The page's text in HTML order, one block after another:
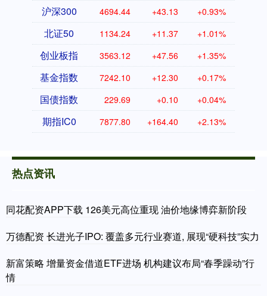
沪深300 4694.44 +43.13 +0.93%
北证50 1134.24 +11.37 +1.01%
创业板指 3563.12 +47.56 +1.35%
基金指数 7242.10 +12.30 +0.17%
国债指数 229.69 +0.10 +0.04%
期指IC0 7877.80 +164.40 +2.13%
热点资讯
同花配资APP下载 126美元高位重现 油价地缘博弈新阶段
万德配资 长进光子IPO: 覆盖多元行业赛道, 展现“硬科技”实力
新富策略 增量资金借道ETF进场 机构建议布局“春季躁动”行
情